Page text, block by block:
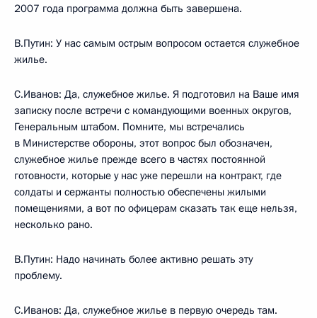
2007 года программа должна быть завершена.
В.Путин: У нас самым острым вопросом остается служебное
жилье.
С.Иванов: Да, служебное жилье. Я подготовил на Ваше имя
записку после встречи с командующими военных округов,
Генеральным штабом. Помните, мы встречались
в Министерстве обороны, этот вопрос был обозначен,
служебное жилье прежде всего в частях постоянной
готовности, которые у нас уже перешли на контракт, где
солдаты и сержанты полностью обеспечены жилыми
помещениями, а вот по офицерам сказать так еще нельзя,
несколько рано.
В.Путин: Надо начинать более активно решать эту
проблему.
С.Иванов: Да, служебное жилье в первую очередь там.